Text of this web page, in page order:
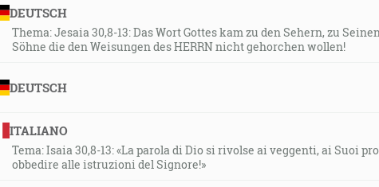
vám hovorím, že každý hriech a každé rúhanie bude
ľuďom. [Mt 12:31]
DEUTSCH
Thema: Jesaia 30,8-13: Das Wort Gottes kam zu den Sehern, zu
Söhne die den Weisungen des HERRN nicht gehorchen wollen!
DEUTSCH
ITALIANO
Tema: Isaia 30,8-13: «La parola di Dio si rivolse ai veggenti, ai Suoi
obbedire alle istruzioni del Signore!»